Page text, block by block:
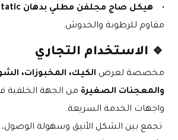
هيكل صاج مجلفن مطلي بدهان Electrostatic
مقاوم للرطوبة والخدوش.
🔹 الاستخدام التجاري
مخصصة لعرض
والمعجنات الصغيرة
واجهات الخدمة السريعة.